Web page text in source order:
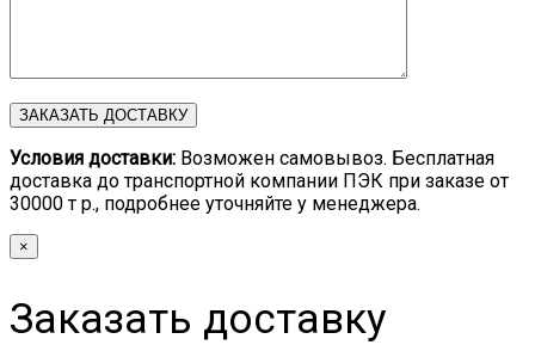
Условия доставки: Возможен самовывоз. Бесплатная
доставка до транспортной компании ПЭК при заказе от
30000 т р., подробнее уточняйте у менеджера.
×
Заказать доставку